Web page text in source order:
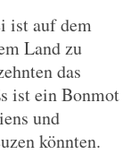
ist auf dem
Land zu
das
ist ein Bonmot
und
könnten.